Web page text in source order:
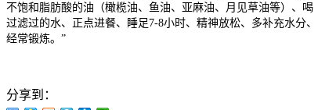
不饱和脂肪酸的油（橄榄油、鱼油、亚麻油、月见草油等）、喝
过滤过的水、正点进餐、睡足7-8小时、精神放松、多补充水分、
经常锻炼。 ”
分享到：